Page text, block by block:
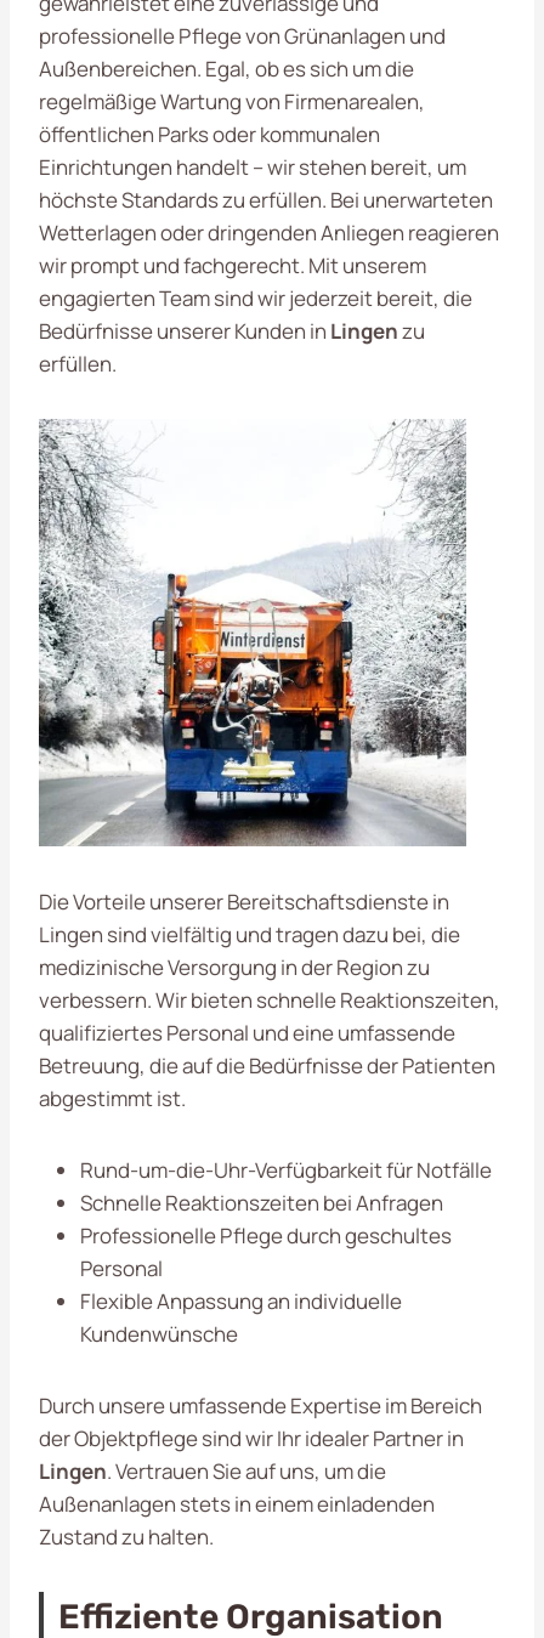
professionelle Pflege von Grünanlagen und
Außenbereichen. Egal, ob es sich um die
regelmäßige Wartung von Firmenarealen,
öffentlichen Parks oder kommunalen
Einrichtungen handelt – wir stehen bereit, um
höchste Standards zu erfüllen. Bei unerwarteten
Wetterlagen oder dringenden Anliegen reagieren
wir prompt und fachgerecht. Mit unserem
engagierten Team sind wir jederzeit bereit, die
Bedürfnisse unserer Kunden in Lingenzu
erfüllen.
Die Vorteile unserer Bereitschaftsdienste in
Lingen sind vielfältig und tragen dazu bei, die
medizinische Versorgung in der Region zu
verbessern. Wir bieten schnelle Reaktionszeiten,
qualifiziertes Personal und eine umfassende
Betreuung, die auf die Bedürfnisse der Patienten
abgestimmt ist.
Rund-um-die-Uhr-Verfügbarkeit für Notfälle
Schnelle Reaktionszeiten bei Anfragen
Professionelle Pflege durch geschultes
Personal
Flexible Anpassung an individuelle
Kundenwünsche
Durch unsere umfassende Expertise im Bereich
der Objektpflege sind wir Ihr idealer Partner in
Lingen. Vertrauen Sie auf uns, um die
Außenanlagen stets in einem einladenden
Zustand zu halten.
Effiziente Organisation